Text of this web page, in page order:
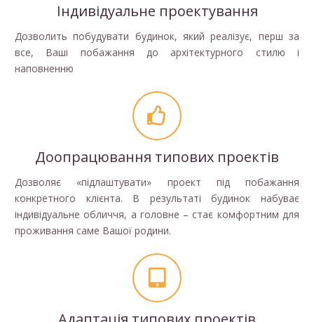
Індивідуальне проектування
Дозволить побудувати будинок, який реалізує, перш за
все, Ваші побажання до архітектурного стилю і
наповненню
Доопрацювання типових проектів
Дозволяє «підлаштувати» проект під побажання
конкретного клієнта. В результаті будинок набуває
індивідуальне обличчя, а головне – стає комфортним для
проживання саме Вашої родини.